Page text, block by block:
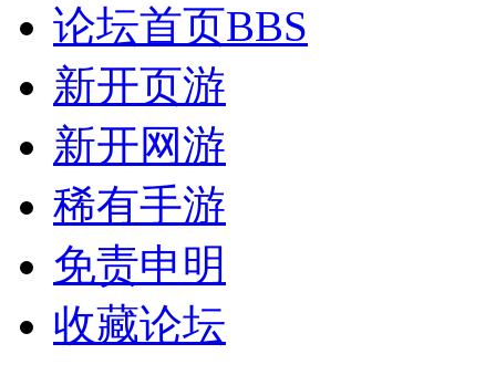
论坛首页BBS
新开页游
新开网游
稀有手游
免责申明
收藏论坛